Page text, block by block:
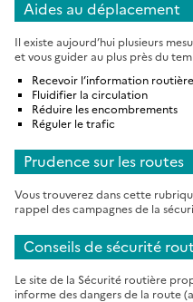
Aides au déplacement
Il existe aujourd’hui plusieurs
et vous guider au plus près du
Recevoir l’information routière
Fluidifier la circulation
Réduire les encombrements
Réguler le trafic
Prudence sur les routes
Vous trouverez dans cette
rappel des campagnes de la
Conseils de sécurité
Le site de la Sécurité routière
informe des dangers de la route